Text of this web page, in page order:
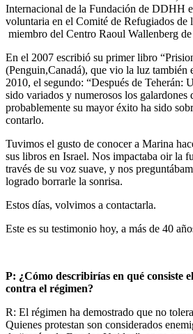
Internacional de la Fundación de DDHH
voluntaria en el Comité de Refugiados de
miembro del Centro Raoul Wallenberg
En el 2007 escribió su primer libro
(Penguin,Canadá), que vio la luz también
2010, el segundo: “Después de Teherán:
sido variados y numerosos los galardones
probablemente su mayor éxito ha sido
contarlo.
Tuvimos el gusto de conocer a Marina
sus libros en Israel. Nos impactaba oir la
través de su voz suave, y nos
logrado borrarle la sonrisa.
Estos días, volvimos a contactarla.
Este es su testimonio hoy, a más de 40
P: ¿Cómo describirías en qué consiste
contra el régimen?
R: El régimen ha demostrado que no
Quienes protestan son considerados